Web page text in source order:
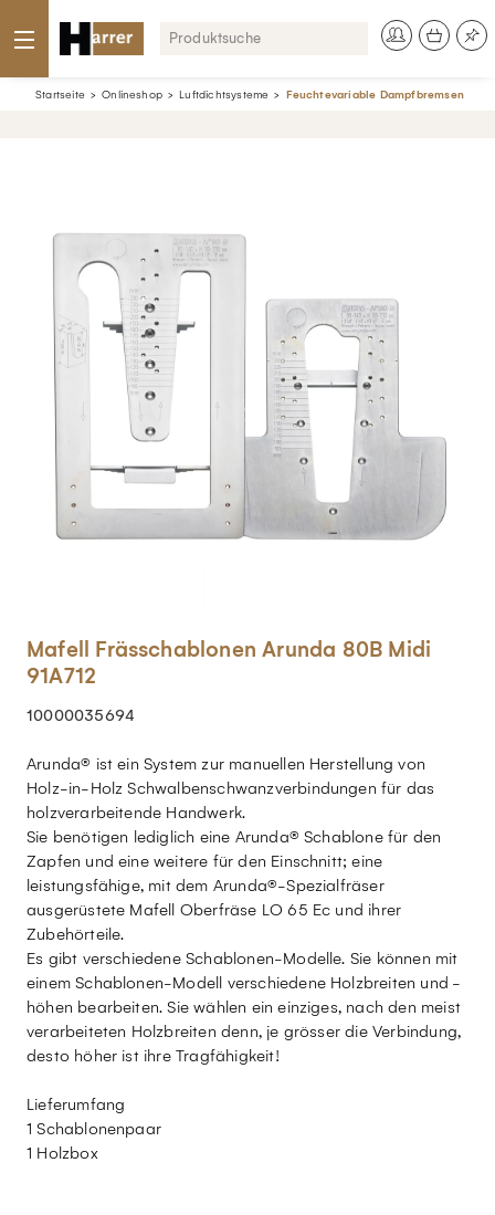
Startseite Onlineshop Luftdichtsysteme Feuchtevariable Dampfbremsen
Mafell Frässchablonen Arunda 80B Midi
91A712
10000035694
Arunda® ist ein System zur manuellen Herstellung von
Holz-in-Holz Schwalbenschwanzverbindungen für das
holzverarbeitende Handwerk.
Sie benötigen lediglich eine Arunda® Schablone für den
Zapfen und eine weitere für den Einschnitt; eine
leistungsfähige, mit dem Arunda®-Spezialfräser
ausgerüstete Mafell Oberfräse LO 65 Ec und ihrer
Zubehörteile.
Es gibt verschiedene Schablonen-Modelle. Sie können mit
einem Schablonen-Modell verschiedene Holzbreiten und -
höhen bearbeiten. Sie wählen ein einziges, nach den meist
verarbeiteten Holzbreiten denn, je grösser die Verbindung,
desto höher ist ihre Tragfähigkeit!
Lieferumfang
1 Schablonenpaar
1 Holzbox